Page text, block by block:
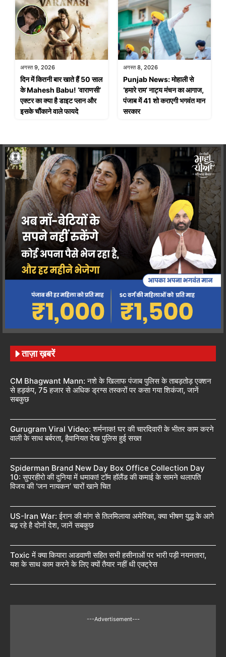
अगस्त 9, 2026
दिन में कितनी बार खाते हैं 50 साल
के Mahesh Babu! ‘वाराणसी’
एक्टर का क्या है डाइट प्लान और
इसके चौंकाने वाले फायदे
अगस्त 8, 2026
Punjab News: मोहाली से
‘हमारे राम’ नाट्य मंचन का आगाज,
पंजाब में 41 शो कराएगी भगवंत मान
सरकार
ताज़ा ख़बरें
CM Bhagwant Mann: नशे के खिलाफ पंजाब पुलिस के ताबड़तोड़ एक्शन
से हड़कंप, 75 हजार से अधिक ड्रग्स तस्करों पर कसा गया शिकंजा, जानें
सबकुछ
Gurugram Viral Video: शर्मनाक! घर की चारदिवारी के भीतर काम करने
वाली के साथ बर्बरता, हैवानियत देख पुलिस हुई सख्त
Spiderman Brand New Day Box Office Collection Day
10: सुपरहीरो की दुनिया में धमाका! टॉम हॉलैंड की कमाई के सामने थलापति
विजय की ‘जन नायकन’ चारों खाने चित
US-Iran War: ईरान की मांग से तिलमिलाया अमेरिका, क्या भीषण युद्ध के आगे
बढ़ रहे है दोनों देश, जानें सबकुछ
Toxic में क्या कियारा आडवाणी सहित सभी हसीनाओं पर भारी पड़ी नयनतारा,
यश के साथ काम करने के लिए क्यों तैयार नहीं थी एक्ट्रेस
---Advertisement---